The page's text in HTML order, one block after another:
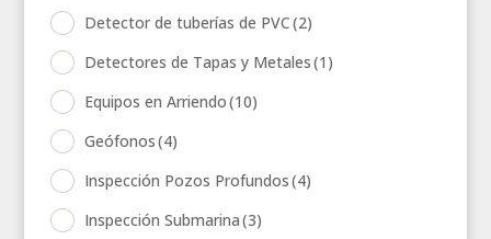
Detector de tuberías de PVC(2)
Detectores de Tapas y Metales(1)
Equipos en Arriendo(10)
Geófonos(4)
Inspección Pozos Profundos(4)
Inspección Submarina(3)